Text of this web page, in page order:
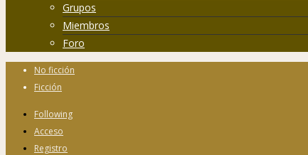
Grupos
Miembros
Foro
No ficción
Ficción
Following
Acceso
Registro